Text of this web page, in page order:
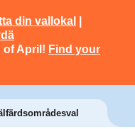
din vallokal
of April! Find your